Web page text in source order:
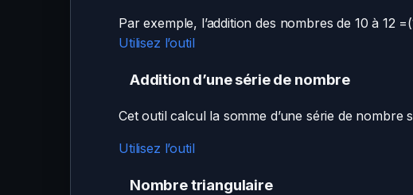
Par exemple, l’addition des nombres de 10 à 12
Utilisez l’outil
Addition d’une série de nombre
Cet outil calcul la somme d’une série de
Utilisez l’outil
Nombre triangulaire